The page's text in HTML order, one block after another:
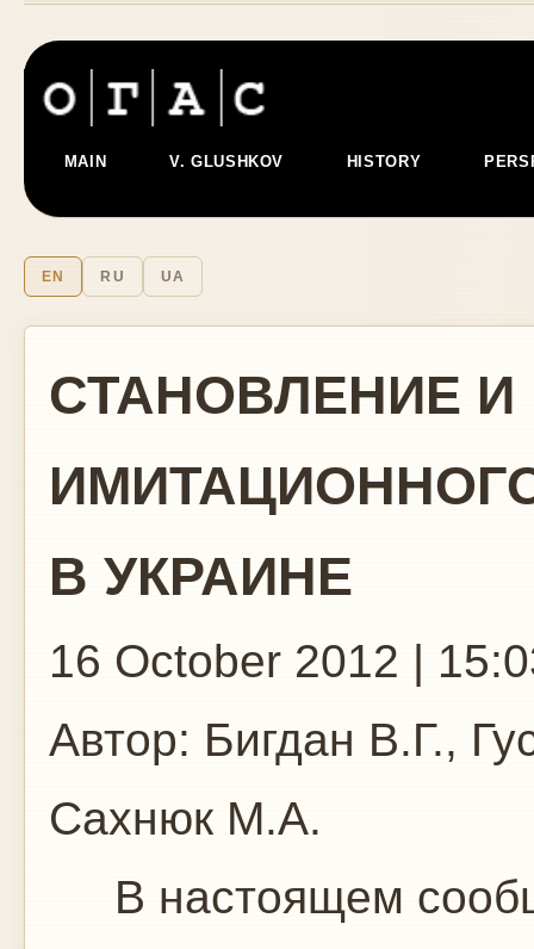
MAIN V. GLUSHKOV HISTORY
EN RU UA
СТАНОВЛЕНИЕ И
В УКРАИНЕ
16 October 2012 |
Автор: Бигдан В.Г.,
Сахнюк М.А.
В настоящем